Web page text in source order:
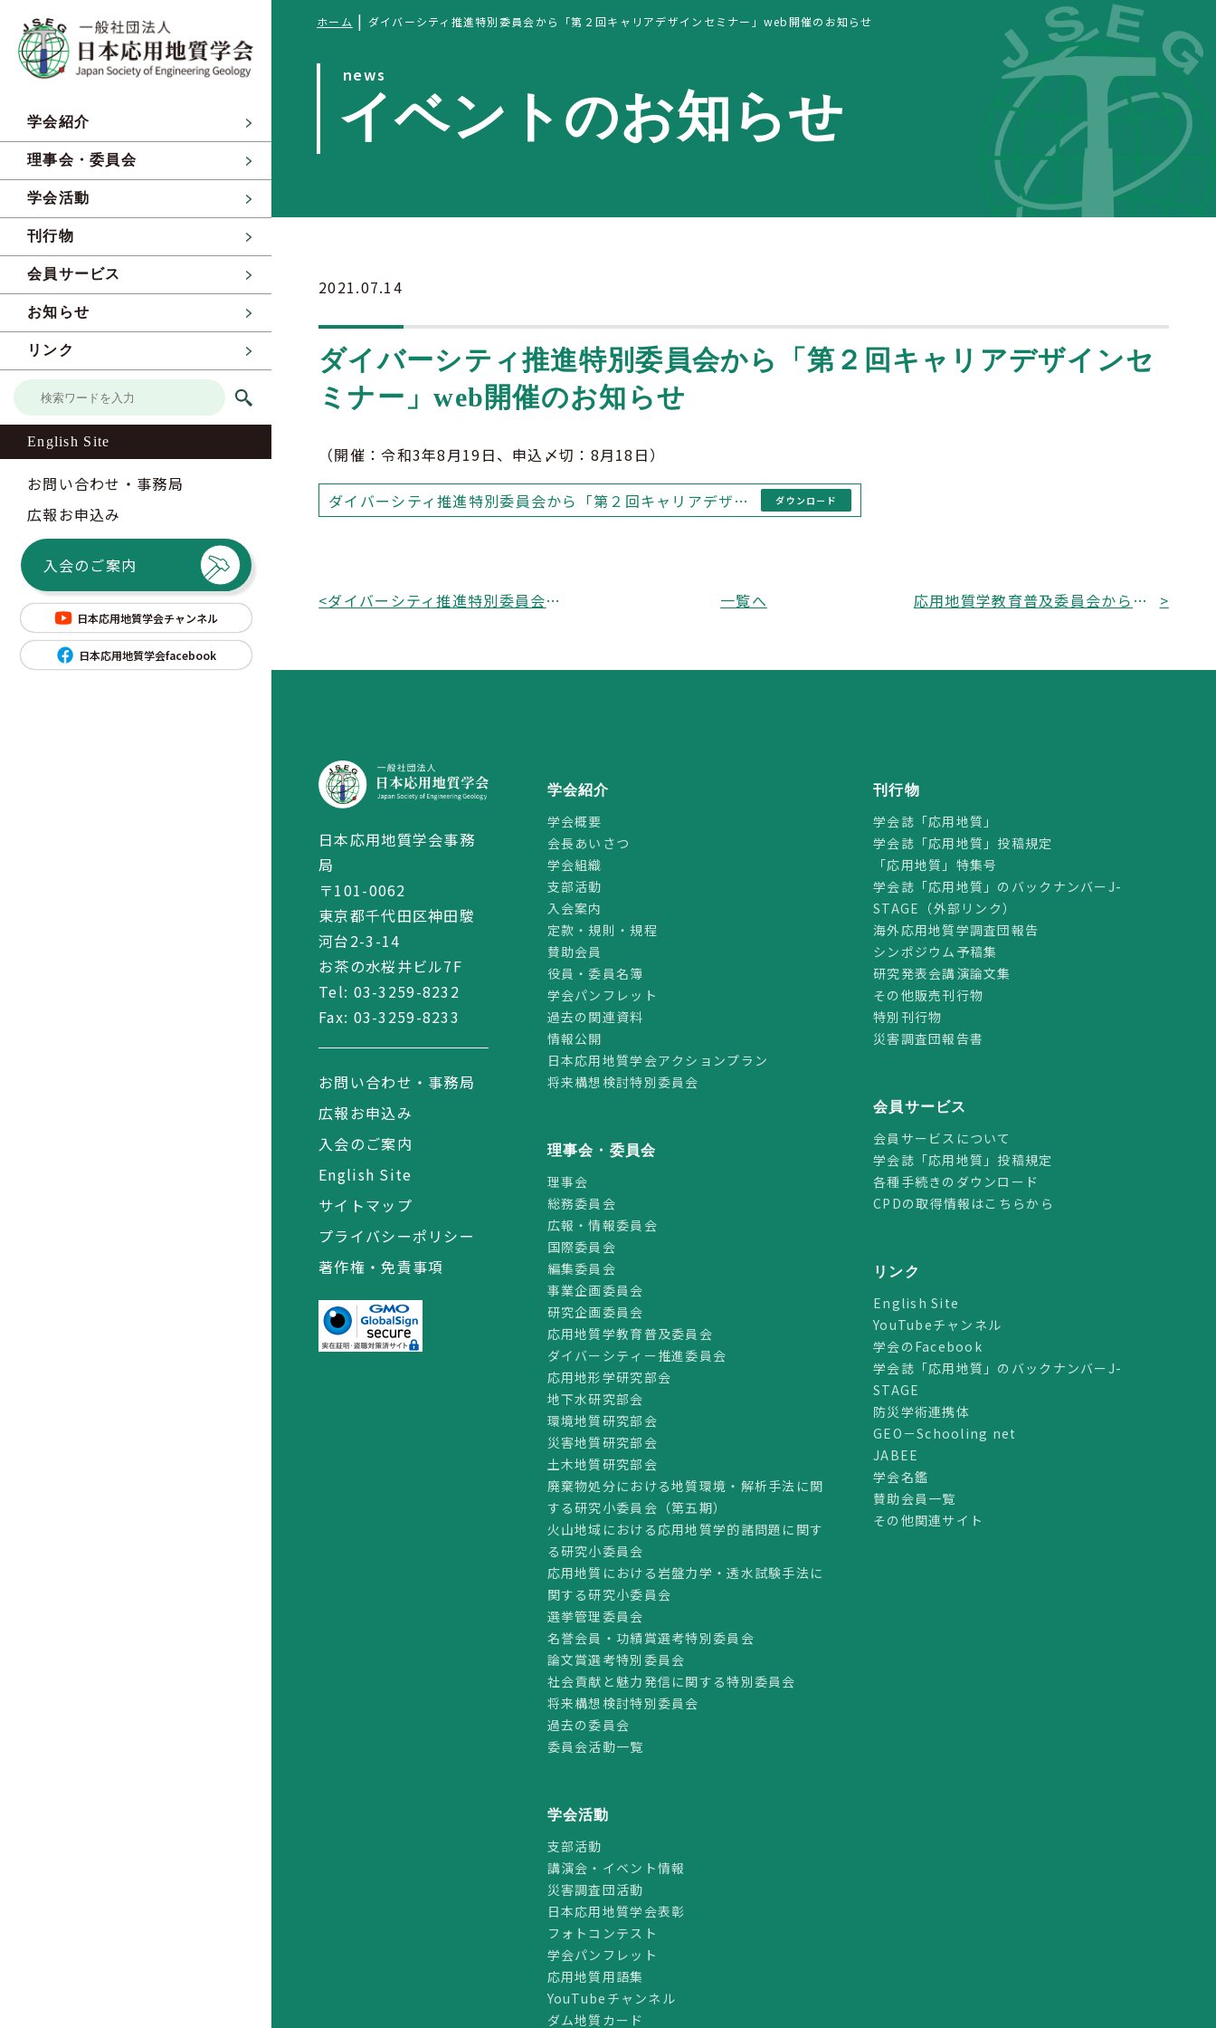
学会紹介
理事会・委員会
学会活動
刊行物
会員サービス
お知らせ
リンク
English Site
お問い合わせ・事務局
広報お申込み
入会のご案内
日本応用地質学会チャンネル
日本応用地質学会facebook
ホーム | ダイバーシティ推進特別委員会から「第２回キャリアデザインセミナー」web開催のお知らせ
news
イベントのお知らせ
2021.07.14
ダイバーシティ推進特別委員会から「第２回キャリアデザインセ
ミナー」web開催のお知らせ
（開催：令和3年8月19日、申込〆切：8月18日）
ダイバーシティ推進特別委員会から「第２回キャリアデザインセミナー」web開催のお知らせ ダウンロード
< ダイバーシティ推進特別委員会から「第３回キャリアデザインセミナー」web開催のお知らせ 一覧へ 応用地質学教育普及委員会から「第 7 回 応用地質技術入門講座-オンライン」開催のお知らせ >
日本応用地質学会事務
局
〒101-0062
東京都千代田区神田駿
河台2-3-14
お茶の水桜井ビル7F
Tel: 03-3259-8232
Fax: 03-3259-8233
お問い合わせ・事務局
広報お申込み
入会のご案内
English Site
サイトマップ
プライバシーポリシー
著作権・免責事項
学会紹介
学会概要
会長あいさつ
学会組織
支部活動
入会案内
定款・規則・規程
賛助会員
役員・委員名簿
学会パンフレット
過去の関連資料
情報公開
日本応用地質学会アクションプラン
将来構想検討特別委員会
理事会・委員会
理事会
総務委員会
広報・情報委員会
国際委員会
編集委員会
事業企画委員会
研究企画委員会
応用地質学教育普及委員会
ダイバーシティー推進委員会
応用地形学研究部会
地下水研究部会
環境地質研究部会
災害地質研究部会
土木地質研究部会
廃棄物処分における地質環境・解析手法に関
する研究小委員会（第五期）
火山地域における応用地質学的諸問題に関す
る研究小委員会
応用地質における岩盤力学・透水試験手法に
関する研究小委員会
選挙管理委員会
名誉会員・功績賞選考特別委員会
論文賞選考特別委員会
社会貢献と魅力発信に関する特別委員会
将来構想検討特別委員会
過去の委員会
委員会活動一覧
学会活動
支部活動
講演会・イベント情報
災害調査団活動
日本応用地質学会表彰
フォトコンテスト
学会パンフレット
応用地質用語集
YouTubeチャンネル
ダム地質カード
刊行物
学会誌「応用地質」
学会誌「応用地質」投稿規定
「応用地質」特集号
学会誌「応用地質」のバックナンバーJ-
STAGE（外部リンク）
海外応用地質学調査団報告
シンポジウム予稿集
研究発表会講演論文集
その他販売刊行物
特別刊行物
災害調査団報告書
会員サービス
会員サービスについて
学会誌「応用地質」投稿規定
各種手続きのダウンロード
CPDの取得情報はこちらから
リンク
English Site
YouTubeチャンネル
学会のFacebook
学会誌「応用地質」のバックナンバーJ-
STAGE
防災学術連携体
GEO－Schooling net
JABEE
学会名鑑
賛助会員一覧
その他関連サイト